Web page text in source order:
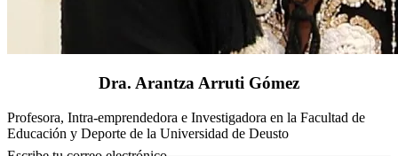
Dra. Arantza Arruti Gómez
Profesora, Intra-emprendedora e Investigadora en la Facultad de
Educación y Deporte de la Universidad de Deusto